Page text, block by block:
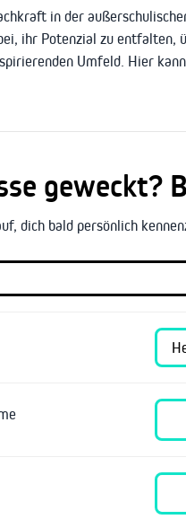
in der
ihr Potenzial zu
Umfeld. Hier
geweckt?
dich bald persönlich